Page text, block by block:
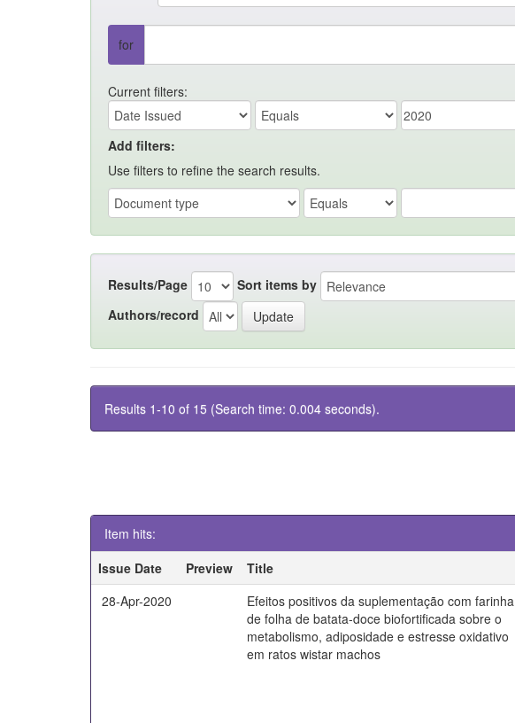
for
Current filters:
Add filters:
Use filters to refine the search results.
Results/Page Sort items by
Authors/record
Results 1-10 of 15 (Search time: 0.004 seconds).
Item hits:
Issue Date
Preview Title
28-Apr-2020
Efeitos positivos da suplementação com farinha
de folha de batata-doce biofortificada sobre o
metabolismo, adiposidade e estresse oxidativo
em ratos wistar machos